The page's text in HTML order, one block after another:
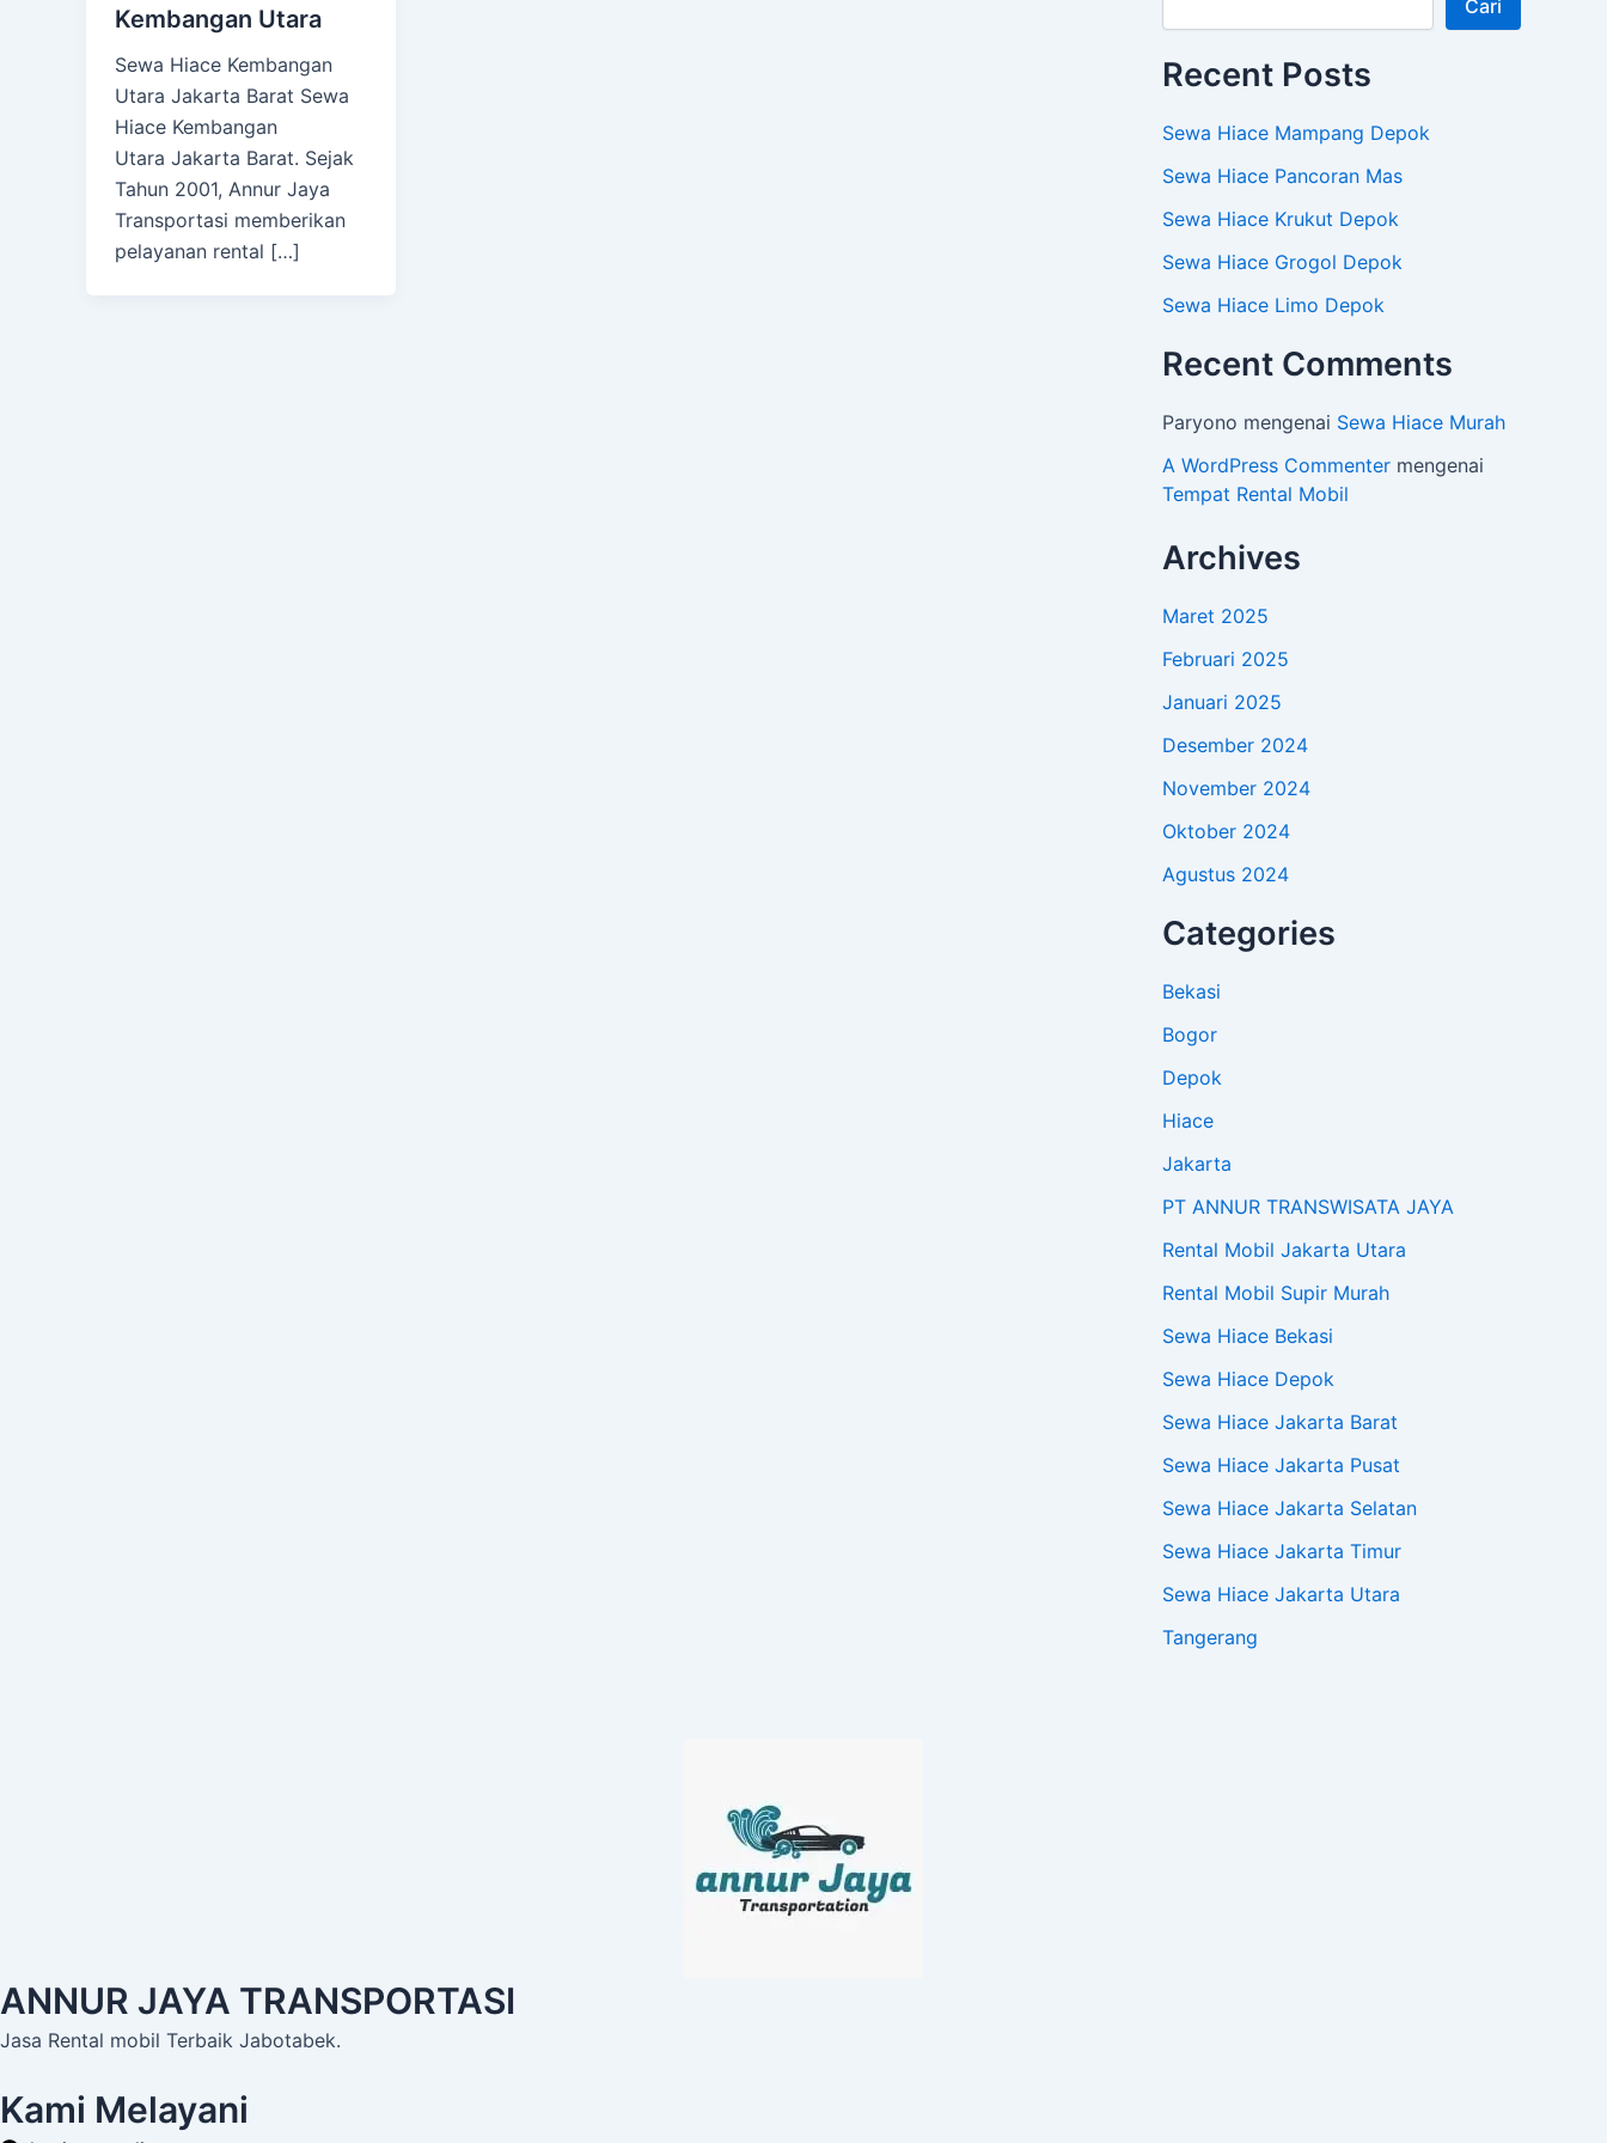
Kembangan Utara
Sewa Hiace Kembangan
Utara Jakarta Barat Sewa
Hiace Kembangan
Utara Jakarta Barat. Sejak
Tahun 2001, Annur Jaya
Transportasi memberikan
pelayanan rental […]
Cari
Recent Posts
Sewa Hiace Mampang Depok
Sewa Hiace Pancoran Mas
Sewa Hiace Krukut Depok
Sewa Hiace Grogol Depok
Sewa Hiace Limo Depok
Recent Comments
Paryono mengenai Sewa Hiace Murah
A WordPress Commenter mengenai
Tempat Rental Mobil
Archives
Maret 2025
Februari 2025
Januari 2025
Desember 2024
November 2024
Oktober 2024
Agustus 2024
Categories
Bekasi
Bogor
Depok
Hiace
Jakarta
PT ANNUR TRANSWISATA JAYA
Rental Mobil Jakarta Utara
Rental Mobil Supir Murah
Sewa Hiace Bekasi
Sewa Hiace Depok
Sewa Hiace Jakarta Barat
Sewa Hiace Jakarta Pusat
Sewa Hiace Jakarta Selatan
Sewa Hiace Jakarta Timur
Sewa Hiace Jakarta Utara
Tangerang
ANNUR JAYA TRANSPORTASI
Jasa Rental mobil Terbaik Jabotabek.
Kami Melayani